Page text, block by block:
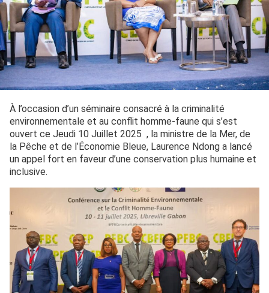
À l’occasion d’un séminaire consacré à la criminalité
environnementale et au conflit homme-faune qui s’est
ouvert ce Jeudi 10 Juillet 2025 , la ministre de la Mer, de
la Pêche et de l’Économie Bleue, Laurence Ndong a lancé
un appel fort en faveur d’une conservation plus humaine et
inclusive.